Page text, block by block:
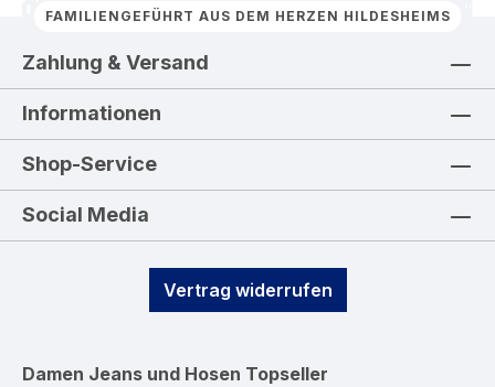
FAMILIENGEFÜHRT AUS DEM HERZEN HILDESHEIMS
Zahlung & Versand
Informationen
Shop-Service
Social Media
Vertrag widerrufen
Damen Jeans und Hosen Topseller